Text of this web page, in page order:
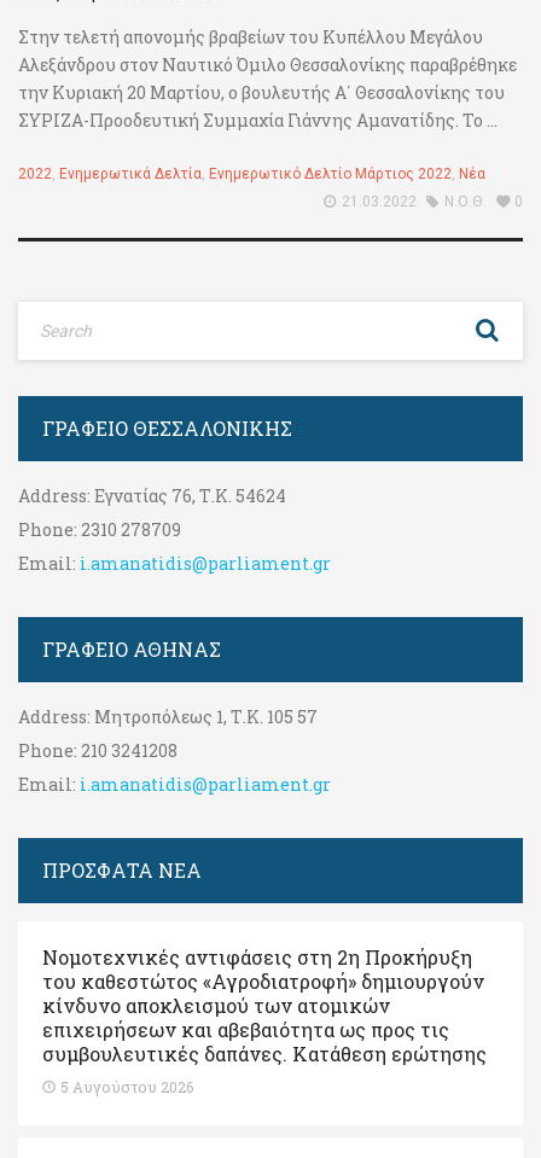
Στην τελετή απονομής βραβείων του Κυπέλλου Μεγάλου
Αλεξάνδρου στον Ναυτικό Όμιλο Θεσσαλονίκης παραβρέθηκε
την Κυριακή 20 Μαρτίου, ο βουλευτής Α΄ Θεσσαλονίκης του
ΣΥΡΙΖΑ-Προοδευτική Συμμαχία Γιάννης Αμανατίδης. Το ...
2022, Ενημερωτικά Δελτία, Ενημερωτικό Δελτίο Μάρτιος 2022, Νέα
21.03.2022
Ν.Ο.Θ. 0
ΓΡΑΦΕΊΟ ΘΕΣΣΑΛΟΝΊΚΗΣ
Address: Εγνατίας 76, Τ.Κ. 54624
Phone: 2310 278709
Email: i.amanatidis@parliament.gr
ΓΡΑΦΕΊΟ ΑΘΉΝΑΣ
Address: Μητροπόλεως 1, Τ.Κ. 105 57
Phone: 210 3241208
Email: i.amanatidis@parliament.gr
ΠΡΟΣΦΑΤΑ ΝΕΑ
Νομοτεχνικές αντιφάσεις στη 2η Προκήρυξη
του καθεστώτος «Αγροδιατροφή» δημιουργούν
κίνδυνο αποκλεισμού των ατομικών
επιχειρήσεων και αβεβαιότητα ως προς τις
συμβουλευτικές δαπάνες. Κατάθεση ερώτησης
5 Αυγούστου 2026